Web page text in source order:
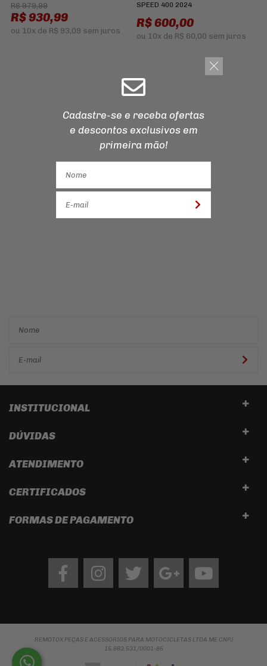
R$ 979,99
R$ 930,99
ou 10x de R$ 93,09 sem juros
SPEED 400 2024
R$ 600,00
ou 10x de R$ 60,00 sem juros
INSTITUCIONAL
DÚVIDAS
ATENDIMENTO
CERTIFICADOS
FORMAS DE PAGAMENTO
FacebookInstagram twitter googleYoutube
REMOTOX PEÇAS E ACESSÓRIOS PARA MOTOCICLETAS LTDA ME CNPJ
15.863.531/0001-85
Cadastre-se e receba ofertas
e descontos exclusivos em
primeira mão!